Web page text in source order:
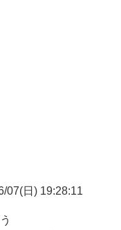
07(日) 19:28:11